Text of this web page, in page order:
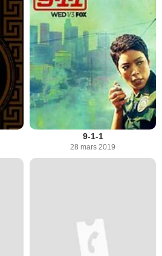
9-1-1
28 mars 2019